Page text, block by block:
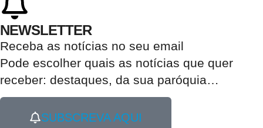
NEWSLETTER
Receba as notícias no seu email​
Pode escolher quais as notícias que quer
receber: destaques, da sua paróquia…
SUBSCREVA AQUI